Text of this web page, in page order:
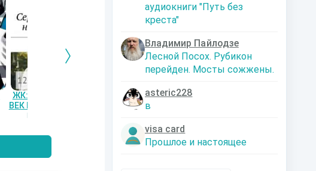
аудиокниги "Путь без
креста"
Владимир Пайлодзе
Лесной Посох. Рубикон
перейден. Мосты сожжены.
asteric228
в
visa card
Прошлое и настоящее
ЖК: СЕРЕБРЯНЫЙ
ВЕК НАШЕЙ ЛЮБВИ
Гость-121359
Дальняя
экспедиция
Александрович
Кто я? Или как